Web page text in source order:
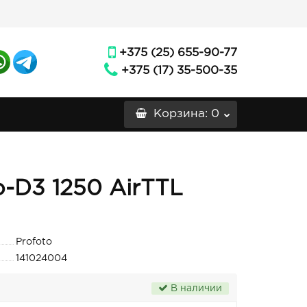
+375 (25) 655-90-77
+375 (17) 35-500-35
Корзина: 0
D3 1250 AirTTL
Profoto
141024004
В наличии